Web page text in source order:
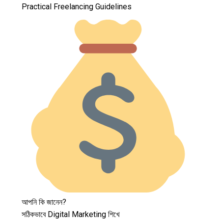
Practical Freelancing Guidelines
আপনি কি জানেন?
সঠিকভাবে Digital Marketing শিখে